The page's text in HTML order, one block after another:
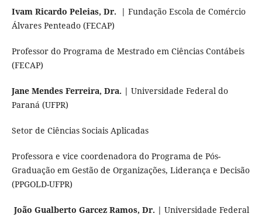
Ivam Ricardo Peleias, Dr. | Fundação Escola de Comércio
Álvares Penteado (FECAP)
Professor do Programa de Mestrado em Ciências Contábeis
(FECAP)
Jane Mendes Ferreira, Dra. | Universidade Federal do
Paraná (UFPR)
Setor de Ciências Sociais Aplicadas
Professora e vice coordenadora do Programa de Pós-
Graduação em Gestão de Organizações, Liderança e Decisão
(PPGOLD-UFPR)
João Gualberto Garcez Ramos, Dr. | Universidade Federal